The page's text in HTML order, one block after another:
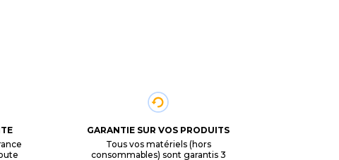
GARANTIE SUR VOS PRODUITS
Tous vos matériels (hors
consommables) sont garantis 3